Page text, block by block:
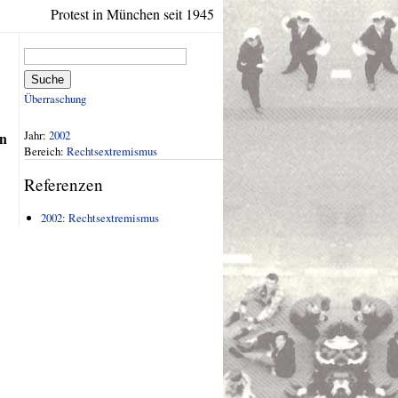
Protest in München seit 1945
Suche
Überraschung
Jahr: 2002
Bereich: Rechtsextremismus
Referenzen
2002: Rechtsextremismus